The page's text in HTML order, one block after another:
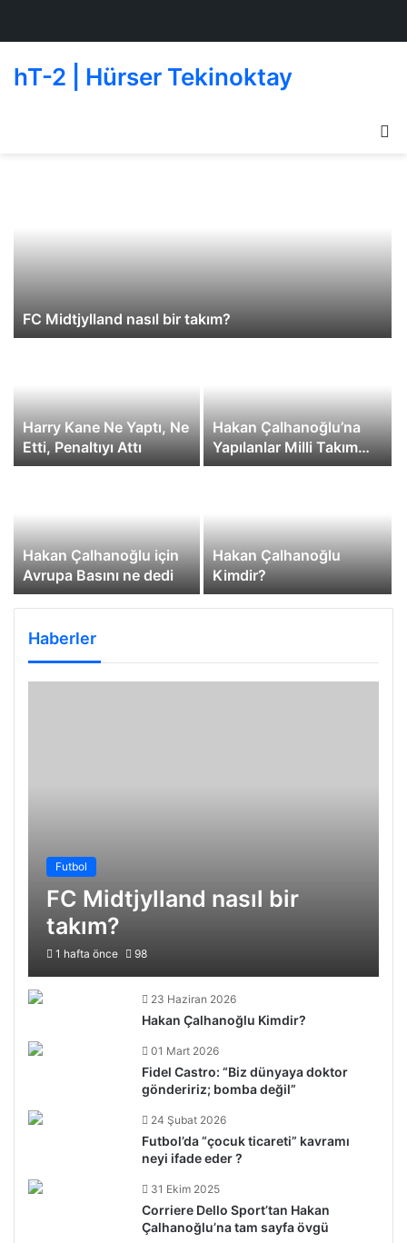
hT-2 | Hürser Tekinoktay
FC Midtjylland nasıl bir takım?
Harry Kane Ne Yaptı, Ne
Etti, Penaltıyı Attı
Hakan Çalhanoğlu’na
Yapılanlar Milli Takım
Eleştirisi Değildir
Hakan Çalhanoğlu için
Avrupa Basını ne dedi
Hakan Çalhanoğlu
Kimdir?
Haberler
Futbol
FC Midtjylland nasıl bir
takım?
1 hafta önce 98
23 Haziran 2026
Hakan Çalhanoğlu Kimdir?
01 Mart 2026
Fidel Castro: “Biz dünyaya doktor
göndeririz; bomba değil”
24 Şubat 2026
Futbol’da “çocuk ticareti” kavramı
neyi ifade eder ?
31 Ekim 2025
Corriere Dello Sport’tan Hakan
Çalhanoğlu’na tam sayfa övgü